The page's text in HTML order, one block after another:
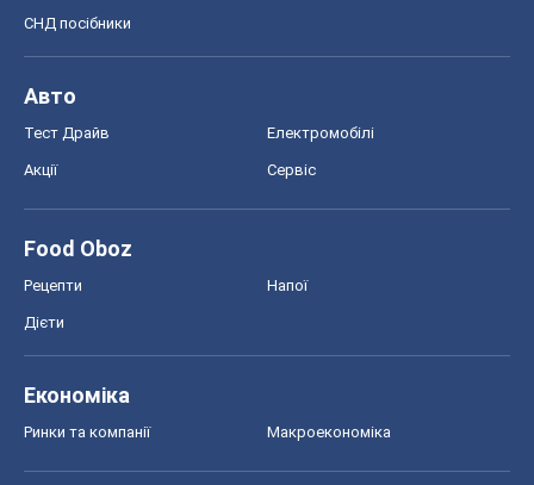
СНД посібники
Авто
Тест Драйв Електромобілі
Акції Сервіс
Food Oboz
Рецепти Напої
Дієти
Економіка
Ринки та компанії Макроекономіка